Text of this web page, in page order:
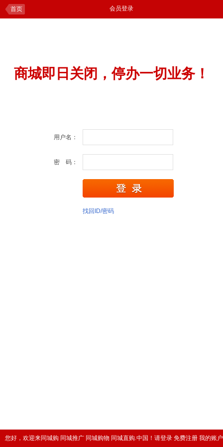
您好，欢迎来同城购 同城推广 同城购物 同城直购.中国！ 请登录 免费注册 我的账户
首页 会员登录
商城即日关闭，停办一切业务！
用户名：
密 码：
找回ID/密码